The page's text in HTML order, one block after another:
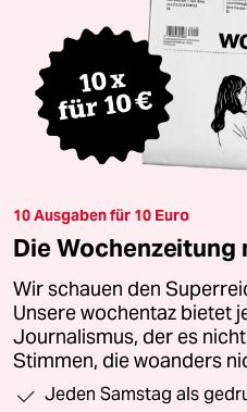
10 Ausgaben für 10 Euro
Die
Wir schauen den
Unsere wochentaz bietet
Journalismus, der es
Stimmen, die woanders
Jeden Samstag als